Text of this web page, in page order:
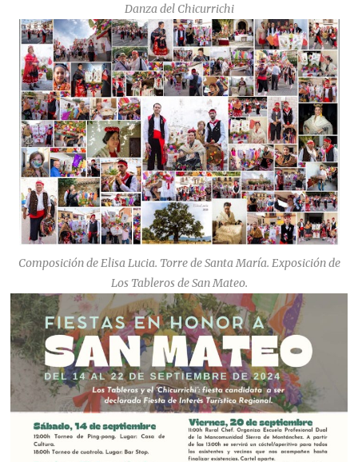
Danza del Chicurrichi
Composición de Elisa Lucia. Torre de Santa María. Exposición de
Los Tableros de San Mateo.